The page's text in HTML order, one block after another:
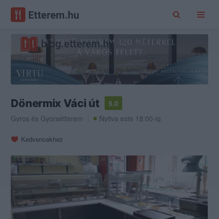
Dönermix Váci út
5.0
Gyros és Gyorsétterem Nyitva este 18:00-ig
Kedvencekhez